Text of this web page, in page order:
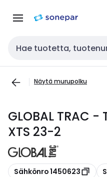
navigointiinsisältöön
Haku
Näytä murupolku
GLOBAL TRAC
XTS 23-2
Kopioi
Sähkönro 1450623